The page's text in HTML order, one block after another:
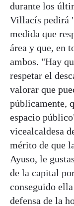
durante los
Villacís pedirá
medida que
área y que, en
ambos. "Hay
respetar el
valorar que
públicamente,
espacio
vicealcaldesa
mérito de que
Ayuso, le
de la capital
conseguido
defensa de la